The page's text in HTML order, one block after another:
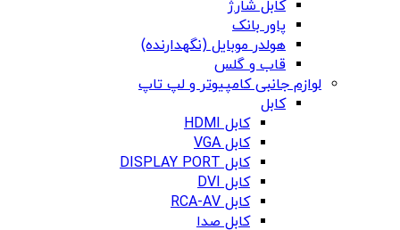
کابل شارژ
پاور بانک
هولدر موبایل (نگهدارنده)
قاب و گلس
لوازم جانبی کامپیوتر و لپ تاپ
کابل
کابل HDMI
کابل VGA
کابل DISPLAY PORT
کابل DVI
کابل RCA-AV
کابل صدا